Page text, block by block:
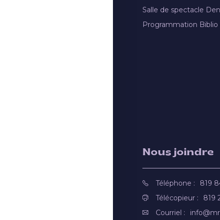
Salle de spectacle
Programmation Biblio
Nous joindre
Téléphone :
819
Télécopieur :
819
Courriel :